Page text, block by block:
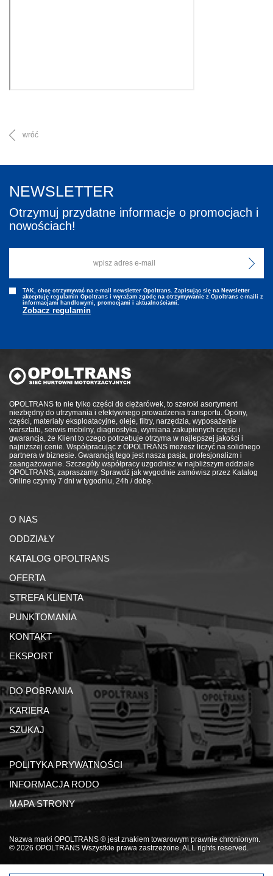
wróć
OPOLTRANS to nie tylko części do ciężarówek, to szeroki asortyment
niezbędny do utrzymania i efektywnego prowadzenia transportu. Opony,
części, materiały eksploatacyjne, oleje, filtry, narzędzia, wyposażenie
warsztatu, serwis mobilny, diagnostyka, wymiana zakupionych części i
gwarancja, że Klient to czego potrzebuje otrzyma w najlepszej jakości i
najniższej cenie. Współpracując z OPOLTRANS możesz liczyć na solidnego
partnera w biznesie. Gwarancją tego jest nasza pasja, profesjonalizm i
zaangażowanie. Szczegóły współpracy uzgodnisz w najbliższym oddziale
OPOLTRANS, zapraszamy. Sprawdź jak wygodnie zamówisz przez Katalog
Online czynny 7 dni w tygodniu, 24h / dobę.
O NAS
ODDZIAŁY
KATALOG OPOLTRANS
OFERTA
STREFA KLIENTA
PUNKTOMANIA
KONTAKT
EKSPORT
DO POBRANIA
KARIERA
SZUKAJ
POLITYKA PRYWATNOŚCI
INFORMACJA RODO
MAPA STRONY
Nazwa marki OPOLTRANS ® jest znakiem towarowym prawnie chronionym.
© 2026 OPOLTRANS Wszystkie prawa zastrzeżone. ALL rights reserved.
NEWSLETTER
Otrzymuj przydatne informacje o promocjach i
nowościach!
TAK, chcę otrzymywać na e-mail newsletter Opoltrans. Zapisując się na Newsletter
akceptuję regulamin Opoltrans i wyraźam zgodę na otrzymywanie z Opoltrans e-maili z
informacjami handlowymi, promocjami i aktualnościami.
Zobacz regulamin